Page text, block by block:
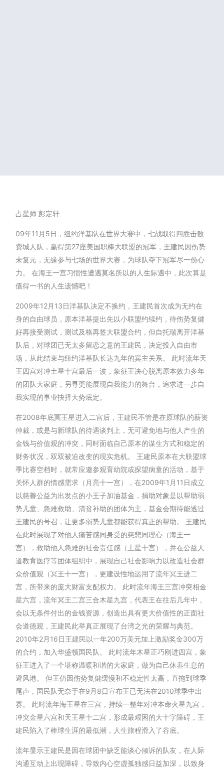
占星师 彭定轩
09年11月5日，纽约洋基队在世界大赛中，七战取得四胜击败
费城人队，赢得第27座美国职棒大联盟的冠军，王建民因伤势
未复元，无缘参与七场的世界大赛，为球队夺下冠军尽一份心
力。 在海王一宫习惯性遭遇莫名所以的人生际遇中，此次算是
值得一书的人生遗憾吧！
2009年12月13日洋基队决定不换约，王建民首次成为无约在
身的自由球员，原本洋基提出先以小联盟约续约，待伤势复健
好再接受测试，测试及格再签大联盟合约，但自托瑞离开洋基
队后，对球团已无太多留恋之意的王建民，决定投入自由市
场，从此结束与纽约洋基队长达九年的宾主关系。 此时流年天
王四宫对冲土星十宫最后一波，象征王决心脱离原本效力多年
的团队大家庭，另寻更能展现自我能力的舞台，追求进一步自
我实现的事业抉择大势底定。
在2008年底冥王星进入二宫后，王建民不管是在原球队的薪资
仲裁，或是与新球队的待遇谈判上，无可避免地与他人产生的
金钱与价值观的冲突，同时面临自己原本的谋生方式和稳定的
财务状况，双双被迫改变的现实危机。 王建民原本在大联盟球
季比赛空档时，就常应邀参观育幼院或探望病童的活动，基于
关怀人群的情感需求（月亮十一宫），在2009年1月11日成立
以慈善公益为出发点的小王子加油基金，捐助对象是以帮助弱
势儿童、急难救助、清贫补助的团体为主，基金会期待能透过
王建民的号召，让更多弱势儿童都能获得真正的帮助。 王建民
在此时展现了对他人痛苦感同身受的慈悲同理心（海王一
宫），救助他人急难的社会责任感（土星十宫），并在公益人
道教育医疗等团体组织中，展现自己社会影响力以改造社会群
众价值观（冥王十一宫），更建设性地运用了流年冥王进二
宫，所带来的庞大财富支配权力。 此时流年海王三宫冲突相金
星六宫，流年冥王二宫三合木星九宫，代表王在往后几年中，
会以无条件付出的金钱资源，创造出具有更大价值性的正面社
会道德观，王建民此举真正展现了台湾之光的荣耀与典范。
2010年2月16日王建民以一年200万美元加上激励奖金300万
的合约，加入华盛顿国民队。 此时流年木星正巧刚进四宫，象
征王进入了一个堪称温暖和谐的大家庭，做为自己休养生息的
避风港。 但王仍因伤势复健缓慢和不稳定性太高，直拖到球季
尾声，国民队无奈于在9月8日宣布王已无法在2010球季中出
赛。 此时流年海王星在三宫，持续一整年对冲本命火星九宫，
冲突金星六宫和天王星十二宫，形成最艰困的大十字障碍，王
建民陷入了棒球生涯的最低潮，人生旅程滑入了谷底。
流年显示王建民是因在球团中缺乏能谈心倾诉的队友，在人际
沟通互动上出现障碍，导致内心空虚孤独感日益加深，以致身